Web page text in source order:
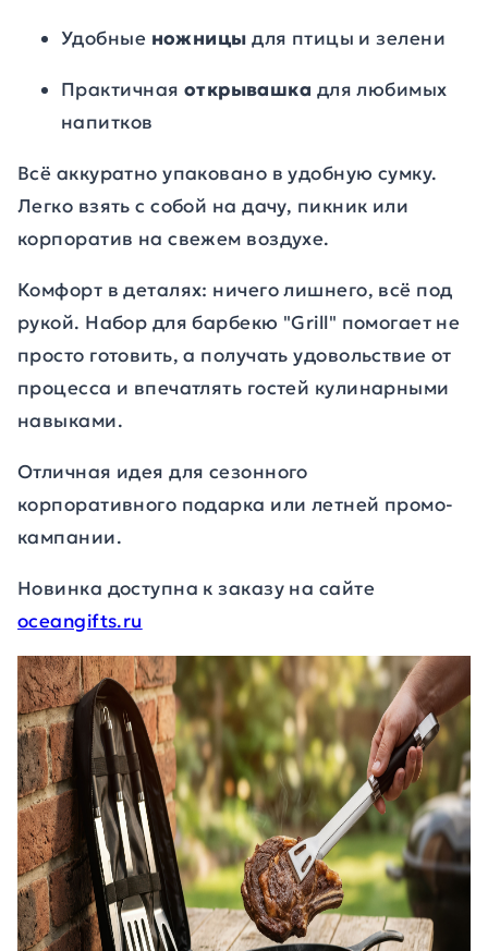
Удобные ножницы для птицы и зелени
Практичная открывашка для любимых
напитков
Всё аккуратно упаковано в удобную сумку.
Легко взять с собой на дачу, пикник или
корпоратив на свежем воздухе.
Комфорт в деталях: ничего лишнего, всё под
рукой. Набор для барбекю "Grill" помогает не
просто готовить, а получать удовольствие от
процесса и впечатлять гостей кулинарными
навыками.
Отличная идея для сезонного
корпоративного подарка или летней промо-
кампании.
Новинка доступна к заказу на сайте
oceangifts.ru